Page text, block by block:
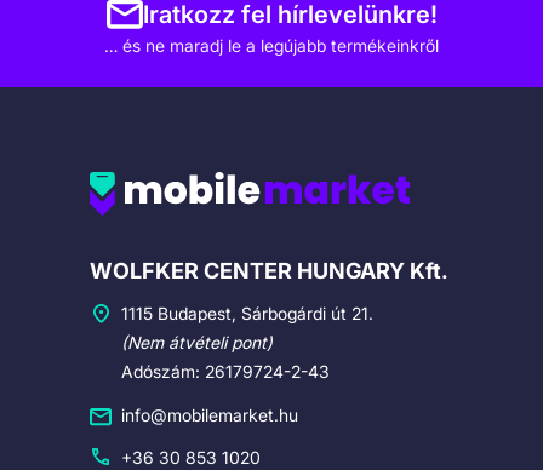
Iratkozz fel hírlevelünkre!
… és ne maradj le a legújabb termékeinkről
Cégadatok
WOLFKER CENTER HUNGARY Kft.
1115 Budapest, Sárbogárdi út 21.
(Nem átvételi pont)
Adószám: 26179724-2-43
info@mobilemarket.hu
+36 30 853 1020